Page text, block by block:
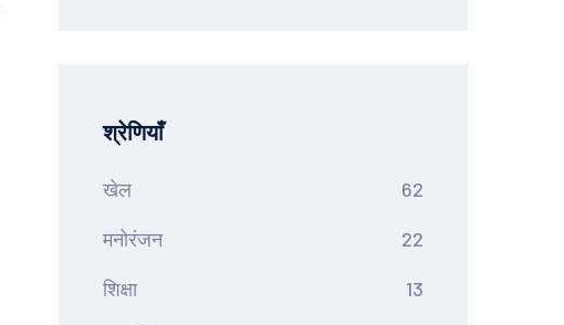
श्रेणियाँ
खेल 62
मनोरंजन 22
शिक्षा 13